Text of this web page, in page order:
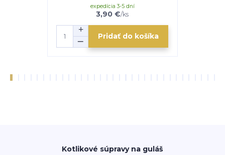
3,90 €/ks
expedícia 3-5 dní
Pridať do košíka
Kotlikové súpravy na guláš